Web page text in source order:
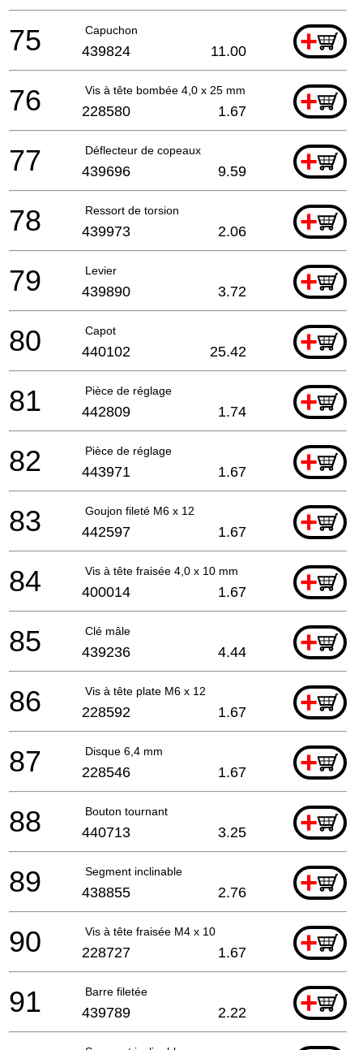
Capuchon +
75 439824 11.00
Vis à tête bombée 4,0 x 25 mm +
76 228580 1.67
Déflecteur de copeaux +
77 439696 9.59
Ressort de torsion +
78 439973 2.06
Levier +
79 439890 3.72
Capot +
80 440102 25.42
Pièce de réglage +
81 442809 1.74
Pièce de réglage +
82 443971 1.67
Goujon fileté M6 x 12 +
83 442597 1.67
Vis à tête fraisée 4,0 x 10 mm +
84 400014 1.67
Clé mâle +
85 439236 4.44
Vis à tête plate M6 x 12 +
86 228592 1.67
Disque 6,4 mm +
87 228546 1.67
Bouton tournant +
88 440713 3.25
Segment inclinable +
89 438855 2.76
Vis à tête fraisée M4 x 10 +
90 228727 1.67
Barre filetée +
91 439789 2.22